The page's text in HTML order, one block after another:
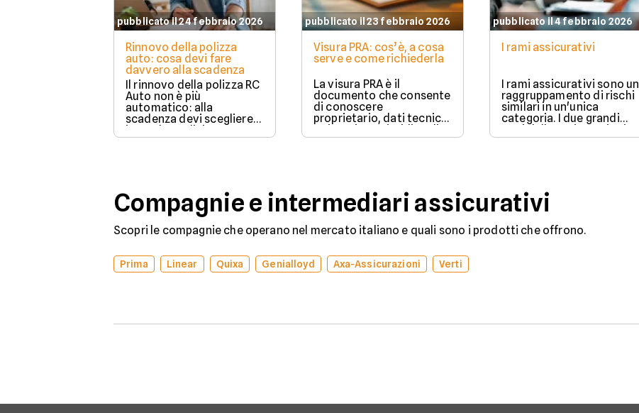
pubblicato il 24 febbraio 2026
Rinnovo della polizza
auto: cosa devi fare
davvero alla scadenza
Il rinnovo della polizza RC
Auto non è più
automatico: alla
scadenza devi scegliere
in modo esplicito se
rinnovare con la stessa
pubblicato il 23 febbraio 2026
Visura PRA: cos’è, a cosa
serve e come richiederla
La visura PRA è il
documento che consente
di conoscere
proprietario, dati tecnici
e situazione giuridica di
un veicolo iscritto al
pubblicato il 4 febbraio 2026
I rami assicurativi
I rami assicurativi sono un
raggruppamento di rischi
similari in un'unica
categoria. I due grandi
rami delle assicurazioni
sono il ramo danni e il
Compagnie e intermediari assicurativi
Scopri le compagnie che operano nel mercato italiano e quali sono i prodotti che offrono.
Prima Linear Quixa Genialloyd Axa-Assicurazioni Verti